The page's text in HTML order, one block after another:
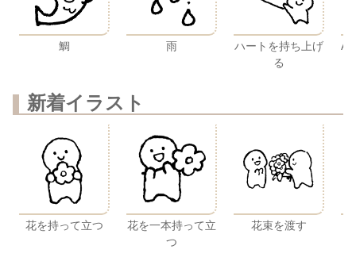
鯛 雨
ハートを持ち上げ
る
A
新着イラスト
花を持って立つ
花を一本持って立
つ
花束を渡す